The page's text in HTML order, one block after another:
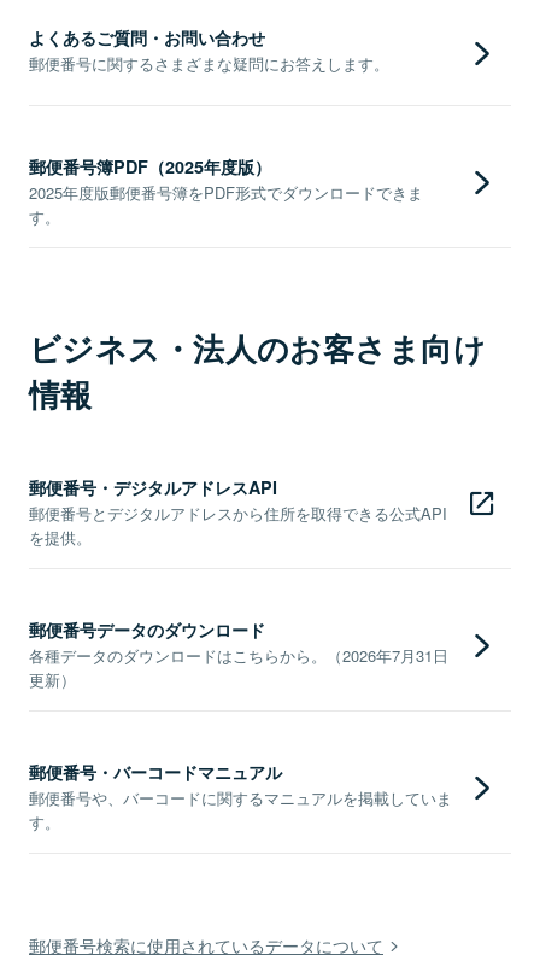
よくあるご質問・お問い合わせ
郵便番号に関するさまざまな疑問にお答えします。
郵便番号簿PDF（2025年度版）
2025年度版郵便番号簿をPDF形式でダウンロードできま
す。
ビジネス・法人のお客さま向け
情報
郵便番号・デジタルアドレスAPI
郵便番号とデジタルアドレスから住所を取得できる公式API
を提供。
郵便番号データのダウンロード
各種データのダウンロードはこちらから。（2026年7月31日
更新）
郵便番号・バーコードマニュアル
郵便番号や、バーコードに関するマニュアルを掲載していま
す。
郵便番号検索に使用されているデータについて